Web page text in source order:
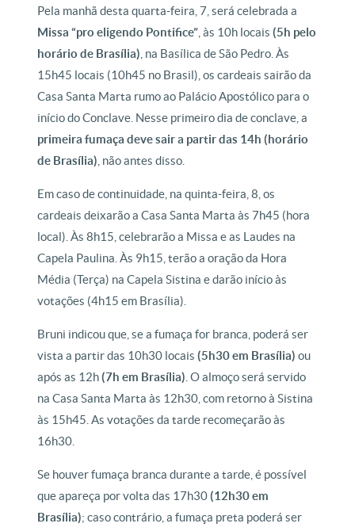
Pela manhã desta quarta-feira, 7, será celebrada a
Missa “pro eligendo Pontifice” , às 10h locais(5h pelo
horário de Brasília) , na Basílica de São Pedro. Às
15h45 locais (10h45 no Brasil), os cardeais sairão da
Casa Santa Marta rumo ao Palácio Apostólico para o
início do Conclave. Nesse primeiro dia de conclave, a
primeira fumaça deve sair a partir das 14h (horário
de Brasília) , não antes disso.
Em caso de continuidade, na quinta-feira, 8, os
cardeais deixarão a Casa Santa Marta às 7h45 (hora
local). Às 8h15, celebrarão a Missa e as Laudes na
Capela Paulina. Às 9h15, terão a oração da Hora
Média (Terça) na Capela Sistina e darão início às
votações (4h15 em Brasília).
Bruni indicou que, se a fumaça for branca, poderá ser
vista a partir das 10h30 locais(5h30 em Brasília) ou
após as 12h(7h em Brasília) . O almoço será servido
na Casa Santa Marta às 12h30, com retorno à Sistina
às 15h45. As votações da tarde recomeçarão às
16h30.
Se houver fumaça branca durante a tarde, é possível
que apareça por volta das 17h30(12h30 em
Brasília); caso contrário, a fumaça preta poderá ser